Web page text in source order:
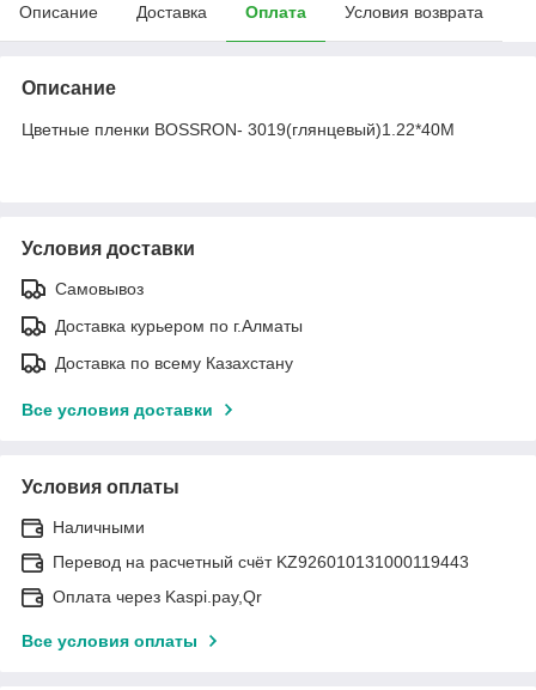
Описание Доставка Оплата Условия возврата
Описание
Цветные пленки BOSSRON- 3019(глянцевый)1.22*40M
Условия доставки
Самовывоз
Доставка курьером по г.Алматы
Доставка по всему Казахстану
Все условия доставки
Условия оплаты
Наличными
Перевод на расчетный счёт KZ926010131000119443
Оплата через Kaspi.pay,Qr
Все условия оплаты